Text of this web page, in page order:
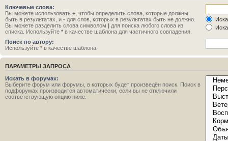
Ключевые слова:
Вы можете использовать + , чтобы определить слова, которые должны
быть в результатах, и - для слов, которых в результатах быть не должно.
Вы можете разделить слова символом | для поиска любого слова из
списка. Используйте * в качестве шаблона для частичного совпадения.
Поиск по автору:
Используйте * в качестве шаблона.
ПАРАМЕТРЫ ЗАПРОСА
Искать в форумах:
Выберите форум или форумы, в которых будет произведён поиск. Поиск в
подфорумах производится автоматически, если вы не отключили
соответствующую опцию ниже.